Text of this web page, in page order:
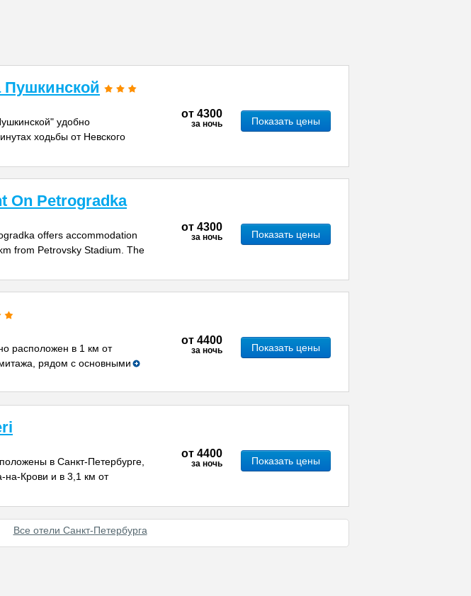
Пушкинской
удобно
ходьбы от Невского
от 4300
за ночь Показать цены
On Petrogradka
offers accommodation
from Petrovsky Stadium. The
от 4300
за ночь Показать цены
расположен в 1 км от
рядом с основными
от 4400
за ночь Показать цены
в Санкт-Петербурге,
на-Крови и в 3,1 км от
от 4400
за ночь Показать цены
Все отели Санкт-Петербурга